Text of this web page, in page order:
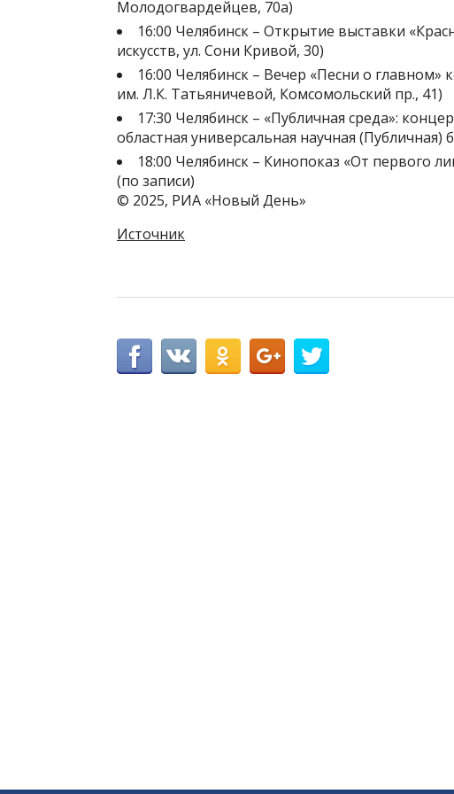
Молодогвардейцев, 70а)
16:00 Челябинск – Открытие выставки
искусств, ул. Сони Кривой, 30)
16:00 Челябинск – Вечер «Песни о
им. Л.К. Татьяничевой, Комсомольский пр., 41)
17:30 Челябинск – «Публичная среда»:
областная универсальная научная
18:00 Челябинск – Кинопоказ «От первого
(по записи)
© 2025, РИА «Новый День»
Источник